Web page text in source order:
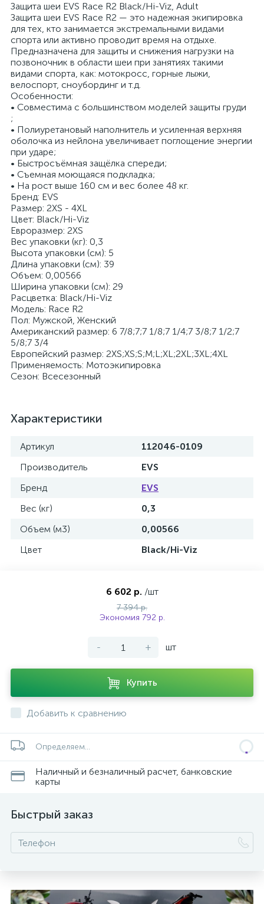
Защита шеи EVS Race R2 Black/Hi-Viz, Adult
Защита шеи EVS Race R2 — это надежная экипировка
для тех, кто занимается экстремальными видами
спорта или активно проводит время на отдыхе.
Предназначена для защиты и снижения нагрузки на
позвоночник в области шеи при занятиях такими
видами спорта, как: мотокросс, горные лыжи,
велоспорт, сноубординг и т.д.
Особенности:
• Совместима с большинством моделей защиты груди
;
• Полиуретановый наполнитель и усиленная верхняя
оболочка из нейлона увеличивает поглощение энергии
при ударе;
• Быстросъёмная защёлка спереди;
• Съемная моющаяся подкладка;
• На рост выше 160 см и вес более 48 кг.
Бренд: EVS
Размер: 2XS - 4XL
Цвет: Black/Hi-Viz
Евроразмер: 2XS
Вес упаковки (кг): 0,3
Высота упаковки (см): 5
Длина упаковки (см): 39
Объем: 0,00566
Ширина упаковки (см): 29
Расцветка: Black/Hi-Viz
Модель: Race R2
Пол: Мужской, Женский
Американский размер: 6 7/8;7;7 1/8;7 1/4;7 3/8;7 1/2;7
5/8;7 3/4
Европейский размер: 2XS;XS;S;M;L;XL;2XL;3XL;4XL
Применяемость: Мотоэкипировка
Сезон: Всесезонный
Характеристики
Артикул
112046-0109
Производитель
EVS
Бренд
EVS
Вес (кг)
0,3
Объем (м3)
0,00566
Цвет
Black/Hi-Viz
6 602 р. /шт
7 394 р.
Экономия 792 р.
- + шт
Купить
Добавить к сравнению
Определяем...
Наличный и безналичный расчет, банковские
карты
Быстрый заказ